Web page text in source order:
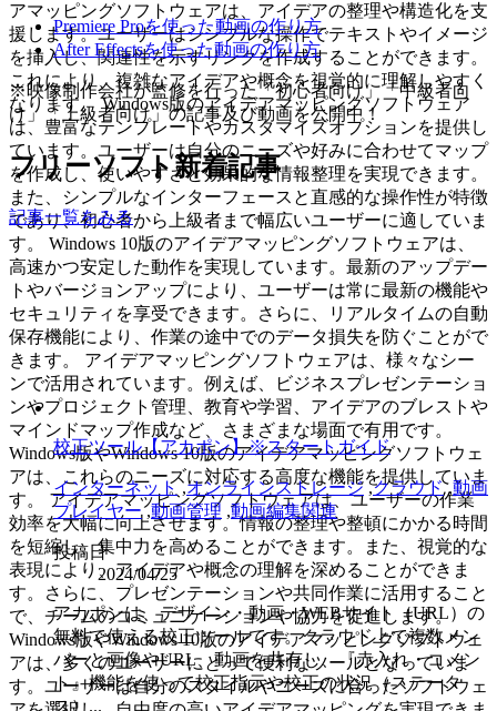
アマッピングソフトウェアは、アイデアの整理や構造化を支
援します。ユーザーはシンプルな操作でテキストやイメージ
を挿入し、関連性を示すリンクを作成することができます。
これにより、複雑なアイデアや概念を視覚的に理解しやすく
なります。 Windows版のアイデアマッピングソフトウェア
は、豊富なテンプレートやカスタマイズオプションを提供し
ています。ユーザーは自分のニーズや好みに合わせてマップ
を作成し、使いやすさと効果的な情報整理を実現できます。
また、シンプルなインターフェースと直感的な操作性が特徴
であり、初心者から上級者まで幅広いユーザーに適していま
す。 Windows 10版のアイデアマッピングソフトウェアは、
高速かつ安定した動作を実現しています。最新のアップデー
トやバージョンアップにより、ユーザーは常に最新の機能や
セキュリティを享受できます。さらに、リアルタイムの自動
保存機能により、作業の途中でのデータ損失を防ぐことがで
きます。 アイデアマッピングソフトウェアは、様々なシー
ンで活用されています。例えば、ビジネスプレゼンテーショ
ンやプロジェクト管理、教育や学習、アイデアのブレストや
マインドマップ作成など、さまざまな場面で有用です。
Windows版やWindows 10版のアイデアマッピングソフトウェ
アは、これらのニーズに対応する高度な機能を提供していま
す。 アイデアマッピングソフトウェアは、ユーザーの作業
効率を大幅に向上させます。情報の整理や整頓にかかる時間
を短縮し、集中力を高めることができます。また、視覚的な
表現により、アイデアや概念の理解を深めることができま
す。さらに、プレゼンテーションや共同作業に活用すること
で、チームのコミュニケーションや協力を促進します。
Windows版やWindows 10版のアイデアマッピングソフトウェ
アは、多くのユーザーにとって便利なツールとなっていま
す。ユーザーは自分のスタイルやニーズに合ったソフトウェ
Premiere Proを使った動画の作り方
After Effectsを使った動画の作り方
※映像制作会社が監修を行った「初心者向け」「中級者向
け」「上級者向け」の記事及び動画を公開中！
フリーソフト新着記事
記事一覧をみる
校正ツール【アカポン】※スタートガイド
インターネット ,オンラインストレージ ,クラウド,動画
プレイヤー,動画管理 ,動画編集関連
投稿日
2024/04/25
アカポンは、デザイン・動画・WEBサイト（URL）の
無料で使える校正ツールです。クラウド上で複数メン
バーと画像やURL、動画を共有し、『赤入れ・コメン
ト』機能を使って校正指示や校正の状況（ステータ
ス）...